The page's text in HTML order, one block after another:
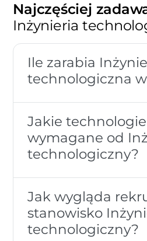
Najczęściej
Inżynieria
Ile zarabia
technologiczna
Jakie technologie
wymagane od
technologiczny?
Jak wygląda
stanowisko
technologiczny?